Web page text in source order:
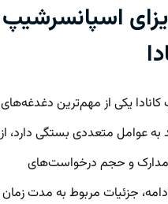
اسپانسرشیپ
یکی از مهم‌ترین دغدغه‌های
عوامل متعددی بستگی دارد، از
و حجم درخواست‌های
جزئیات مربوط به مدت زمان